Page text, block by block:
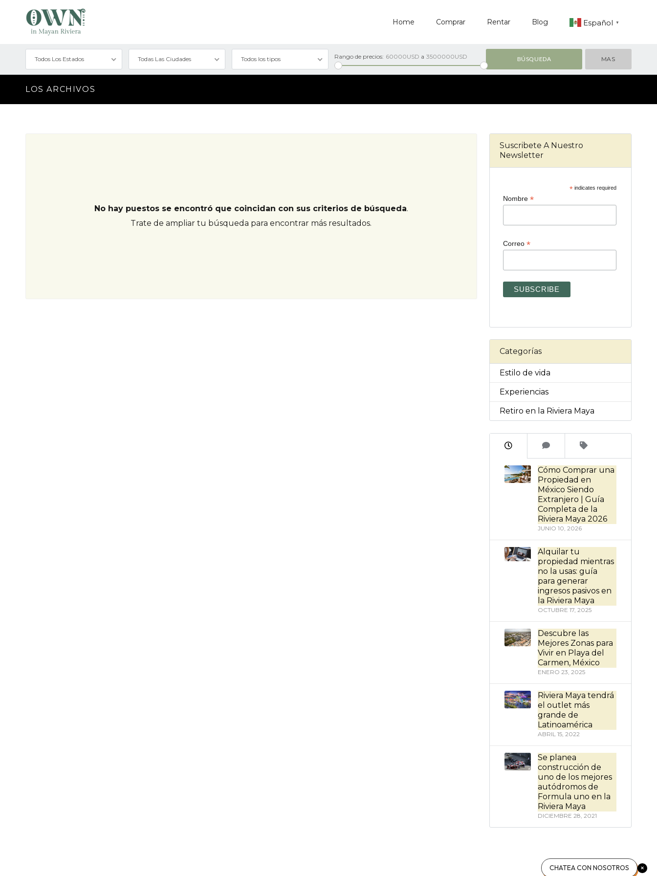
Home Comprar Rentar Blog Español ▼
Todos Los Estados Todas Las Ciudades Todos los tipos Rango de precios: 60000USD a 3500000USD MAS
LOS ARCHIVOS
No hay puestos se encontró que coincidan con sus criterios de búsqueda.
Trate de ampliar tu búsqueda para encontrar más resultados.
Suscribete A Nuestro
Newsletter
* indicates required
Nombre*
Correo*
Categorías
Estilo de vida
Experiencias
Retiro en la Riviera Maya
Cómo Comprar una
Propiedad en
México Siendo
Extranjero | Guía
Completa de la
Riviera Maya 2026
JUNIO 10, 2026
Alquilar tu
propiedad mientras
no la usas: guía
para generar
ingresos pasivos en
la Riviera Maya
OCTUBRE 17, 2025
Descubre las
Mejores Zonas para
Vivir en Playa del
Carmen, México
ENERO 23, 2025
Riviera Maya tendrá
el outlet más
grande de
Latinoamérica
ABRIL 15, 2022
Se planea
construcción de
uno de los mejores
autódromos de
Formula uno en la
Riviera Maya
DICIEMBRE 28, 2021
CHATEA CON NOSOTROS